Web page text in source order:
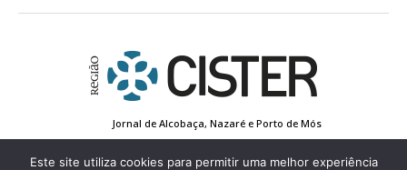
Jornal de Alcobaça, Nazaré e Porto de Mós
Conta de Registo
Edição Impressa
Este site utiliza cookies para permitir uma melhor experiência